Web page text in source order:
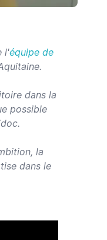
l'équipe de
dans la
possible
la
dans le